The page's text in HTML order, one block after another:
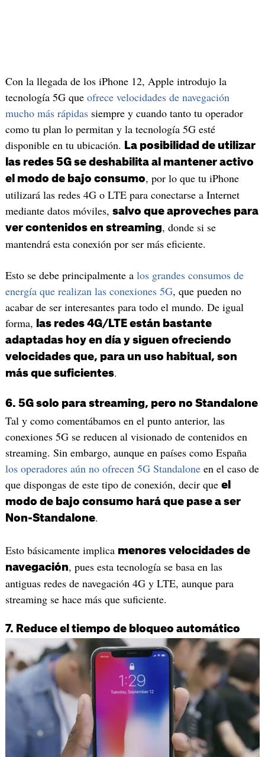
Con la llegada de los iPhone 12, Apple introdujo la
tecnología 5G que ofrece velocidades de navegación
mucho más rápidassiempre y cuando tanto tu operador
como tu plan lo permitan y la tecnología 5G esté
disponible en tu ubicación.
La posibilidad de utilizar
las redes 5G se deshabilita al mantener activo
el modo de bajo consumo, por lo que tu iPhone
utilizará las redes 4G o LTE para conectarse a Internet
mediante datos móviles, salvo que aproveches para
ver contenidos en streaming, donde si se
mantendrá esta conexión por ser más eficiente.
Esto se debe principalmente a los grandes consumos de
energía que realizan las conexiones 5G, que pueden no
acabar de ser interesantes para todo el mundo. De igual
forma,
las redes 4G/LTE están bastante
adaptadas hoy en día y siguen ofreciendo
velocidades que, para un uso habitual, son
más que suficientes.
6. 5G solo para streaming, pero no Standalone
Tal y como comentábamos en el punto anterior, las
conexiones 5G se reducen al visionado de contenidos en
streaming. Sin embargo, aunque en países como España
los operadores aún no ofrecen 5G Standaloneen el caso de
que dispongas de este tipo de conexión, decir que el
modo de bajo consumo hará que pase a ser
Non-Standalone.
Esto básicamente implica menores velocidades de
navegación, pues esta tecnología se basa en las
antiguas redes de navegación 4G y LTE, aunque para
streaming se hace más que suficiente.
7. Reduce el tiempo de bloqueo automático